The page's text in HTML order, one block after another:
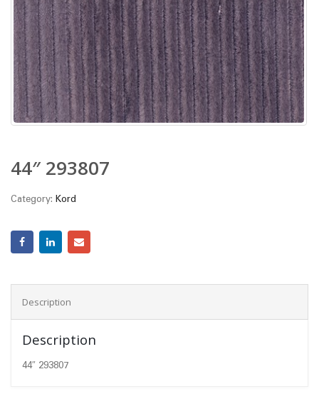
44″ 293807
Category: Kord
Description
Description
44″ 293807